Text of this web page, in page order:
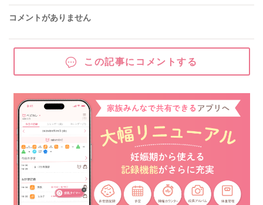
コメントがありません
この記事にコメントする